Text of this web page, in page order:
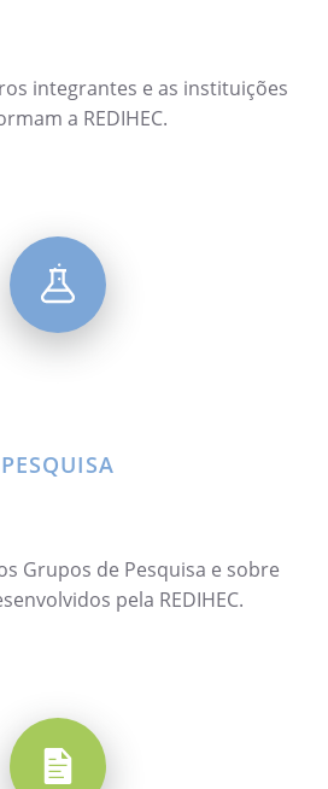
integrantes e as instituições
a REDIHEC.
PESQUISA
Grupos de Pesquisa e sobre
pela REDIHEC.